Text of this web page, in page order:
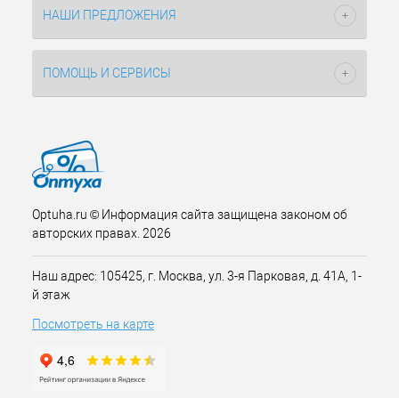
НАШИ ПРЕДЛОЖЕНИЯ
ПОМОЩЬ И СЕРВИСЫ
Optuha.ru © Информация сайта защищена законом об
авторских правах. 2026
Наш адрес: 105425, г. Москва, ул. 3-я Парковая, д. 41А, 1-
й этаж
Посмотреть на карте